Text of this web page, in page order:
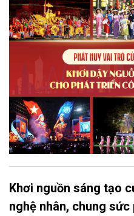
điều kiện để nguồn lực sáng
để Hà Nội khai thác hiệu quả
lực cạnh tranh và khẳng định
trong kỷ nguyên mới.
Khơi nguồn sáng tạo
nghệ nhân, chung